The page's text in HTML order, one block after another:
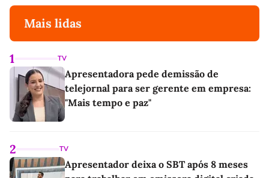
Mais lidas
1 TV
Apresentadora pede demissão de
telejornal para ser gerente em empresa:
"Mais tempo e paz"
2 TV
Apresentador deixa o SBT após 8 meses